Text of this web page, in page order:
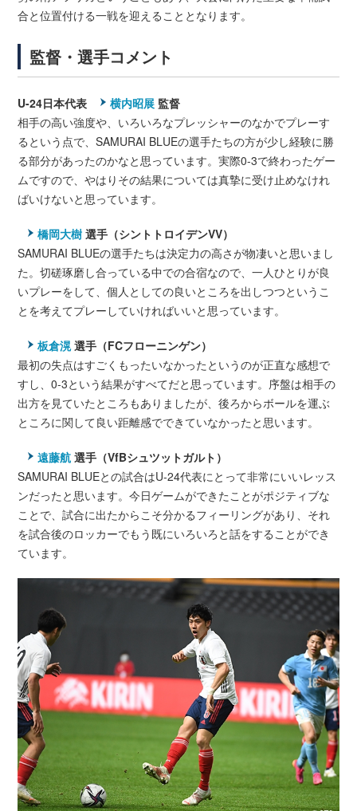
合と位置付ける一戦を迎えることとなります。
監督・選手コメント
U-24日本代表 横内昭展 監督
相手の高い強度や、いろいろなプレッシャーのなかでプレーす
るという点で、SAMURAI BLUEの選手たちの方が少し経験に勝
る部分があったのかなと思っています。実際0-3で終わったゲー
ムですので、やはりその結果については真摯に受け止めなけれ
ばいけないと思っています。
橋岡大樹 選手（シントトロイデンVV）
SAMURAI BLUEの選手たちは決定力の高さが物凄いと思いまし
た。切磋琢磨し合っている中での合宿なので、一人ひとりが良
いプレーをして、個人としての良いところを出しつつというこ
とを考えてプレーしていければいいと思っています。
板倉滉選手（FCフローニンゲン）
最初の失点はすごくもったいなかったというのが正直な感想で
すし、0-3という結果がすべてだと思っています。序盤は相手の
出方を見ていたところもありましたが、後ろからボールを運ぶ
ところに関して良い距離感でできていなかったと思います。
遠藤航 選手（VfBシュツットガルト）
SAMURAI BLUEとの試合はU-24代表にとって非常にいいレッス
ンだったと思います。今日ゲームができたことがポジティブな
ことで、試合に出たからこそ分かるフィーリングがあり、それ
を試合後のロッカーでもう既にいろいろと話をすることができ
ています。